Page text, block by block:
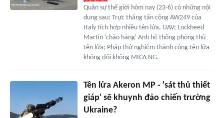
Quân sự thế giới hôm nay (23-6) có những nội
dung sau: Trực thăng tấn công AW249 của
Italy tích hợp nhiều tên lửa, UAV; Lockheed
Martin 'chào hàng' Anh hệ thống phòng thủ
tên lửa; Pháp thử nghiệm thành công tên lửa
không đối không MICA NG.
Tên lửa Akeron MP - 'sát thủ thiết
giáp' sẽ khuynh đảo chiến trường
Ukraine?